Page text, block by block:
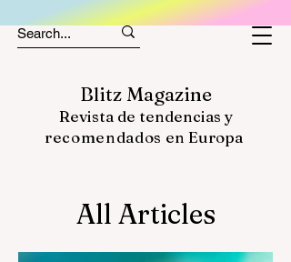
Blitz Magazine
Revista de tendencias y
recomendados en Europa
All Articles